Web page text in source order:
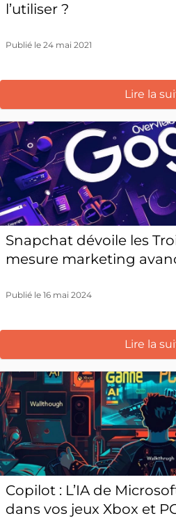
l’utiliser ?
Publié le 24 mai 2021
Lire la
Snapchat dévoile les
mesure marketing
Publié le 16 mai 2024
Lire la
Copilot : L’IA de
dans vos jeux Xbox et